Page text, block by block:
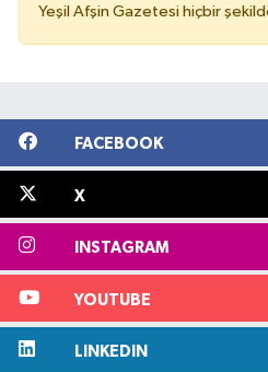
Yeşil Afşin Gazetesi hiçbir
FACEBOOK
X
INSTAGRAM
YOUTUBE
LINKEDIN